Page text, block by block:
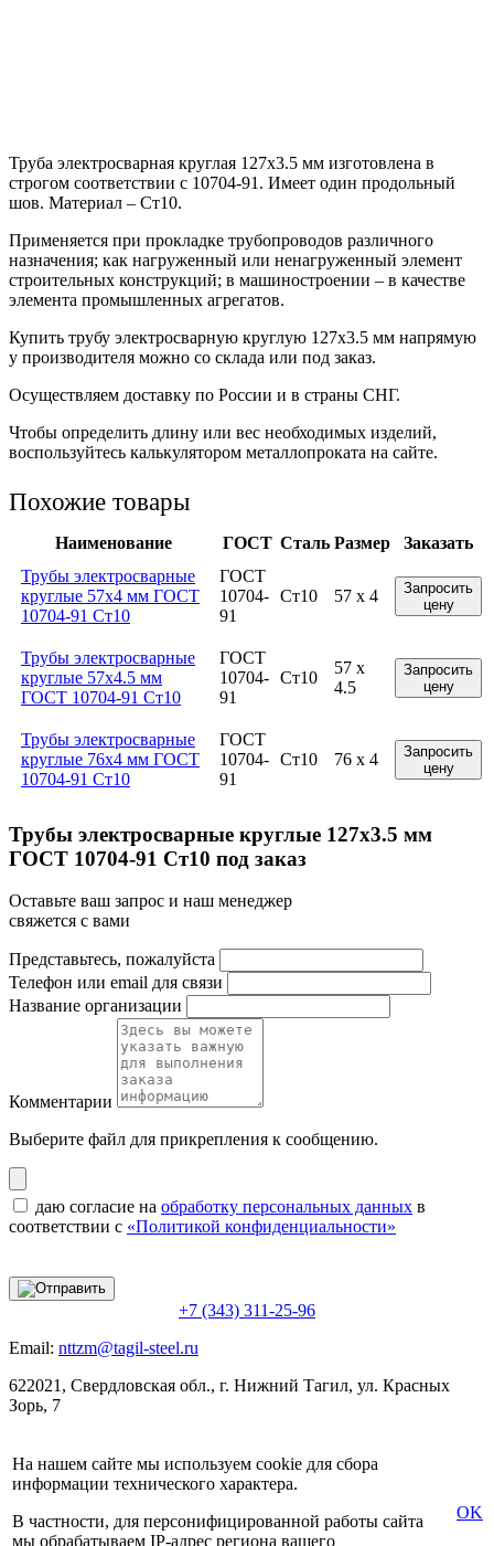
Труба электросварная круглая 127х3.5 мм изготовлена в
строгом соответствии с 10704-91. Имеет один продольный
шов. Материал – Ст10.
Применяется при прокладке трубопроводов различного
назначения; как нагруженный или ненагруженный элемент
строительных конструкций; в машиностроении – в качестве
элемента промышленных агрегатов.
Купить трубу электросварную круглую 127х3.5 мм напрямую
у производителя можно со склада или под заказ.
Осуществляем доставку по России и в страны СНГ.
Чтобы определить длину или вес необходимых изделий,
воспользуйтесь калькулятором металлопроката на сайте.
Похожие товары
Наименование ГОСТ Сталь Размер
Заказать
Трубы электросварные
круглые 57x4 мм ГОСТ
10704-91 Ст10
ГОСТ
10704-
91
Ст10 57 x 4
Запросить
цену
Трубы электросварные
круглые 57x4.5 мм
ГОСТ 10704-91 Ст10
ГОСТ
10704-
91
Ст10
57 x
4.5
Запросить
цену
Трубы электросварные
круглые 76x4 мм ГОСТ
10704-91 Ст10
ГОСТ
10704-
91
Ст10 76 x 4
Запросить
цену
Трубы электросварные круглые 127x3.5 мм
ГОСТ 10704-91 Ст10 под заказ
Оставьте ваш запрос и наш менеджер
свяжется с вами
Представьтесь, пожалуйста
Телефон или email для связи
Название организации
Комментарии
Выберите файл для прикрепления к сообщению.
даю согласие на обработку персональных данных в
соответствии с «Политикой конфиденциальности»
+7 (343) 311-25-96
Email: nttzm@tagil-steel.ru
622021, Свердловская обл., г. Нижний Тагил, ул. Красных
Зорь, 7
На нашем сайте мы используем cookie для сбора
информации технического характера.
В частности, для персонифицированной работы сайта
мы обрабатываем IP-адрес региона вашего
OK